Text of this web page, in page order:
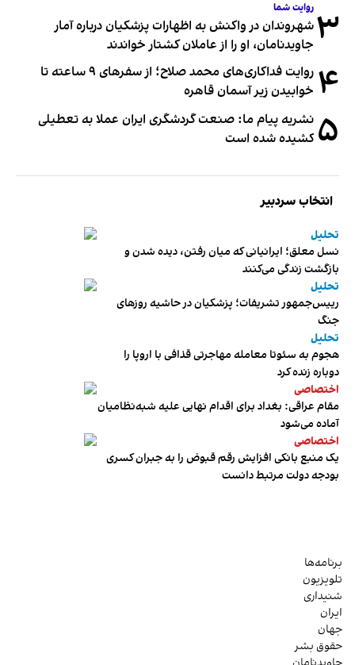
۳ روایت شما
شهروندان در واکنش به اظهارات پزشکیان درباره آمار
جاویدنامان، او را از عاملان کشتار خواندند
۴
روایت فداکاری‌های محمد صلاح؛ از سفرهای ۹ ساعته تا
خوابیدن زیر آسمان قاهره
۵ نشریه پیام ما: صنعت گردشگری ایران عملا به تعطیلی
کشیده شده است
انتخاب سردبیر
تحلیل
نسل معلق؛ ایرانیانی که میان رفتن، دیده شدن و
بازگشت زندگی می‌کنند
تحلیل
رییس‌جمهور تشریفات؛ پزشکیان در حاشیه روزهای
جنگ
تحلیل
هجوم به سئوتا معامله مهاجرتی قذافی با اروپا را
دوباره زنده کرد
اختصاصی
مقام عراقی: بغداد برای اقدام نهایی علیه شبه‌نظامیان
آماده می‌شود
اختصاصی
یک منبع بانکی افزایش رقم قبوض را به جبران کسری
بودجه دولت مرتبط دانست
برنامه‌ها
تلویزیون
شنیداری
ایران
جهان
حقوق بشر